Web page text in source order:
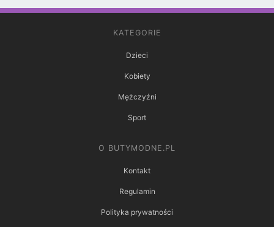
KATEGORIE
Dzieci
Kobiety
Mężczyźni
Sport
O BUTYMODNE.PL
Kontakt
Regulamin
Polityka prywatności